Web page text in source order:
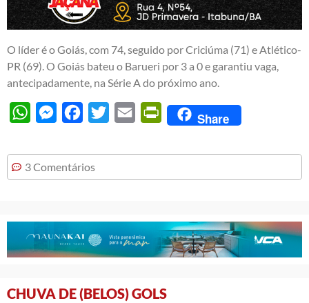
O líder é o Goiás, com 74, seguido por Criciúma (71) e Atlético-
PR (69). O Goiás bateu o Barueri por 3 a 0 e garantiu vaga,
antecipadamente, na Série A do próximo ano.
WhatsAppMessengerFacebook
Twitter Email PrintFriendly
Share
3 Comentários
CHUVA DE (BELOS) GOLS